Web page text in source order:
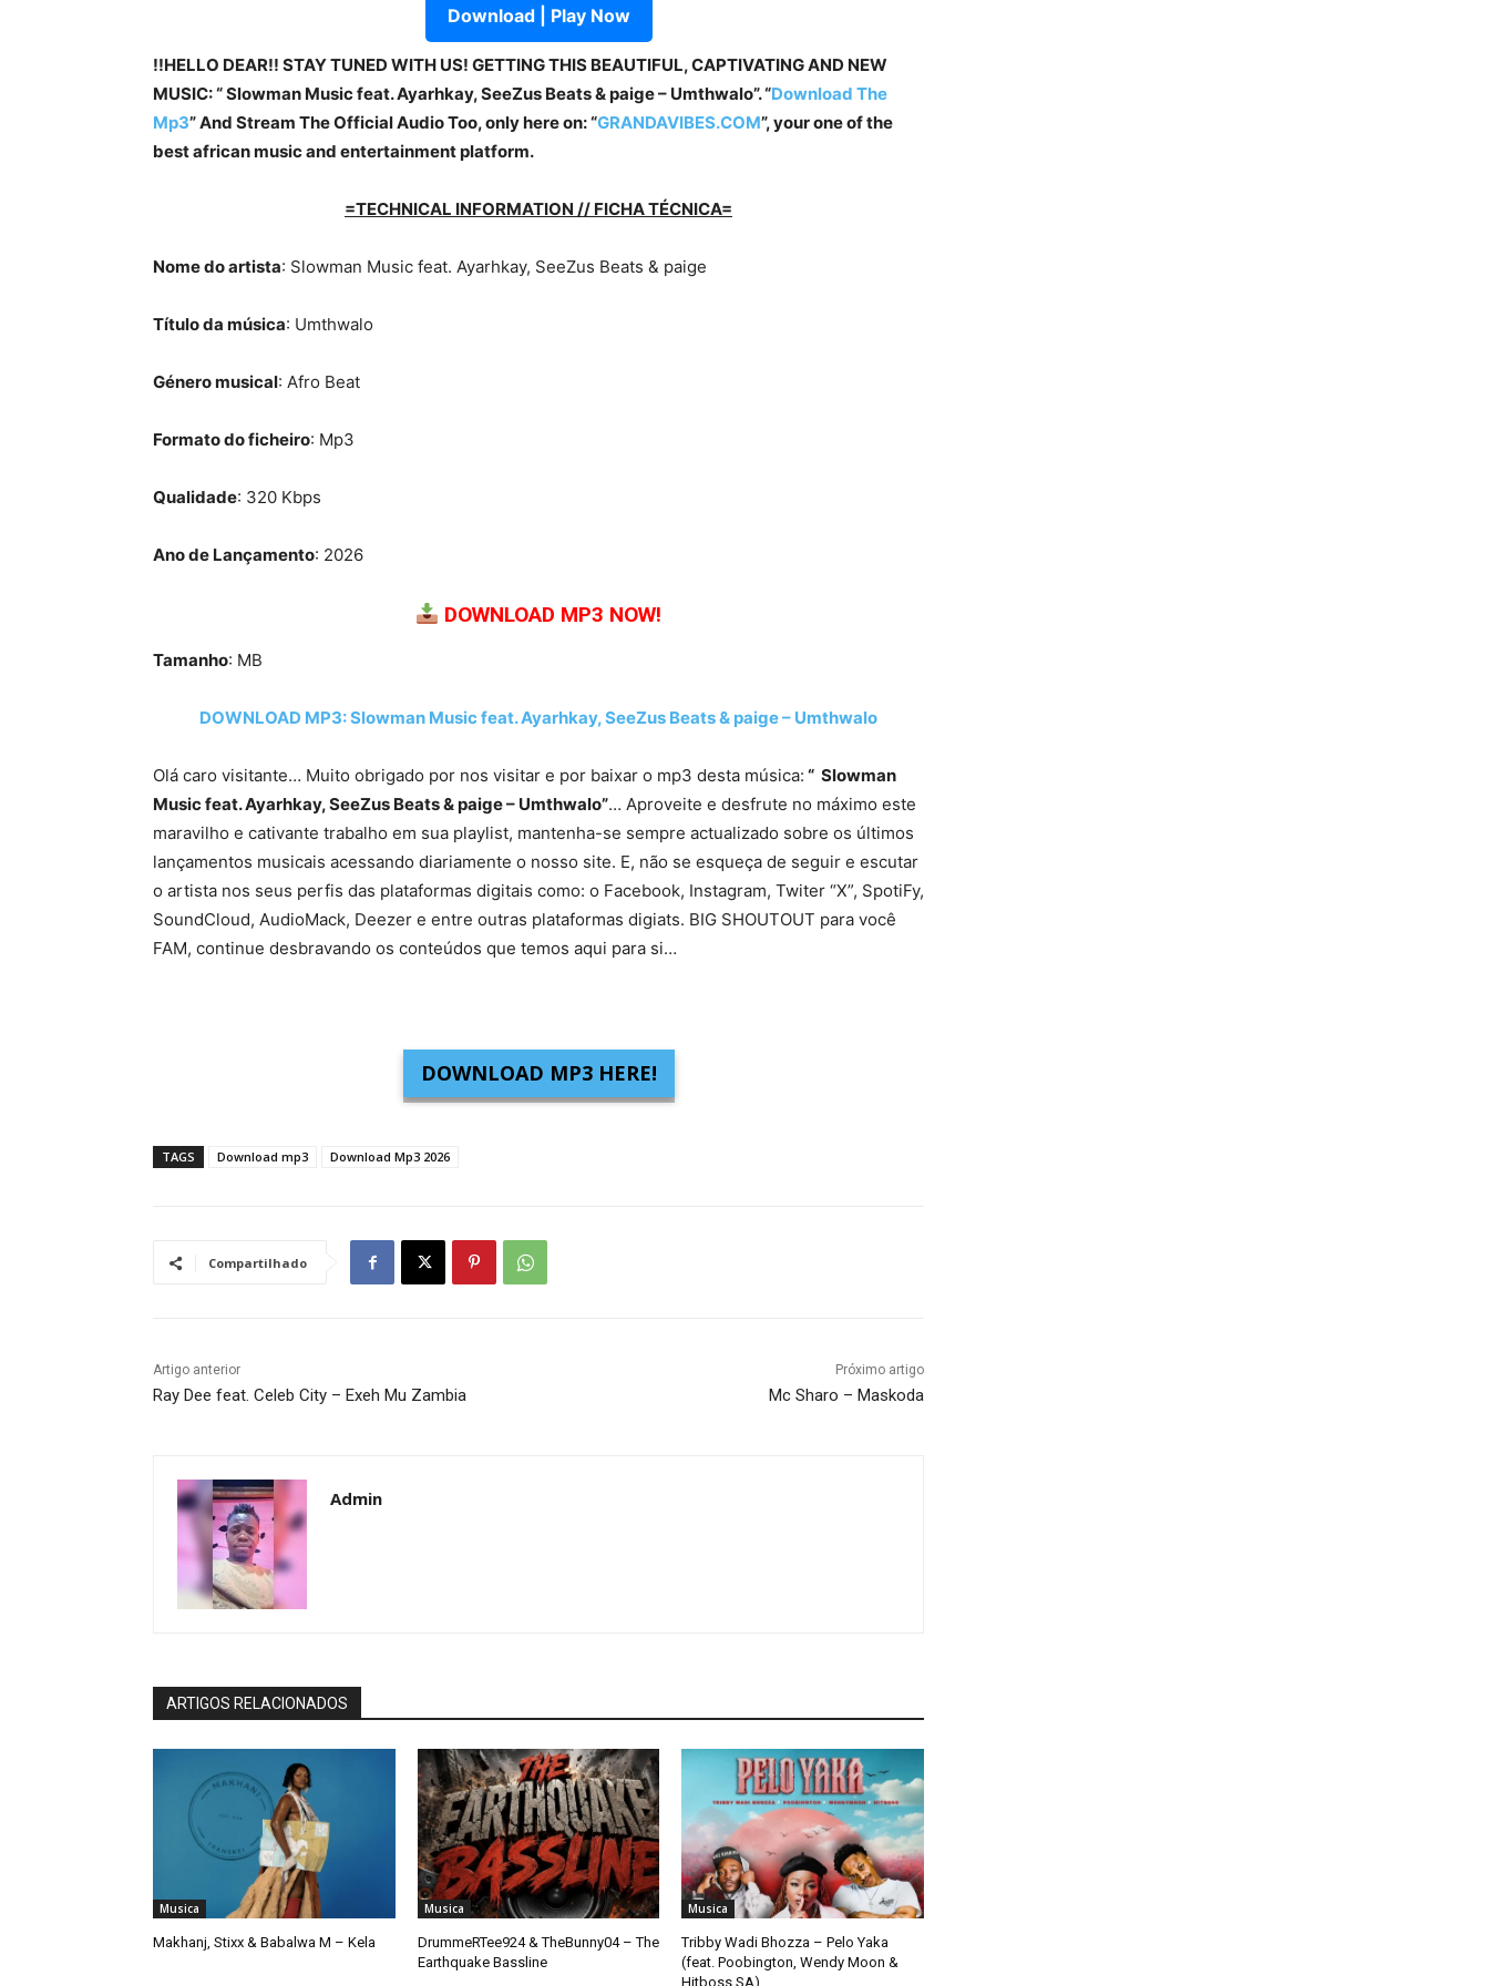
Download | Play Now
!!HELLO DEAR!! STAY TUNED WITH US! GETTING THIS BEAUTIFUL, CAPTIVATING AND NEW
MUSIC: “ Slowman Music feat. Ayarhkay, SeeZus Beats & paige – Umthwalo”. “Download The
Mp3”And Stream The Official Audio Too, only here on: “GRANDAVIBES.COM”, your one of the
best african music and entertainment platform.
=TECHNICAL INFORMATION // FICHA TÉCNICA=
Nome do artista: Slowman Music feat. Ayarhkay, SeeZus Beats & paige
Título da música: Umthwalo
Género musical: Afro Beat
Formato do ficheiro: Mp3
Qualidade: 320 Kbps
Ano de Lançamento: 2026
DOWNLOAD MP3 NOW!
Tamanho: MB
DOWNLOAD MP3: Slowman Music feat. Ayarhkay, SeeZus Beats & paige – Umthwalo
Olá caro visitante… Muito obrigado por nos visitar e por baixar o mp3 desta música: “ Slowman
Music feat. Ayarhkay, SeeZus Beats & paige – Umthwalo”… Aproveite e desfrute no máximo este
maravilho e cativante trabalho em sua playlist, mantenha-se sempre actualizado sobre os últimos
lançamentos musicais acessando diariamente o nosso site. E, não se esqueça de seguir e escutar
o artista nos seus perfis das plataformas digitais como: o Facebook, Instagram, Twiter “X”, SpotiFy,
SoundCloud, AudioMack, Deezer e entre outras plataformas digiats. BIG SHOUTOUT para você
FAM, continue desbravando os conteúdos que temos aqui para si…
DOWNLOAD MP3 HERE!
TAGS Download mp3 Download Mp3 2026
Compartilhado
Artigo anterior
Ray Dee feat. Celeb City – Exeh Mu Zambia
Próximo artigo
Mc Sharo – Maskoda
Admin
ARTIGOS RELACIONADOS
Musica
Makhanj, Stixx & Babalwa M – Kela
Musica
DrummeRTee924 & TheBunny04 – The
Earthquake Bassline
Musica
Tribby Wadi Bhozza – Pelo Yaka
(feat. Poobington, Wendy Moon &
Hitboss SA)